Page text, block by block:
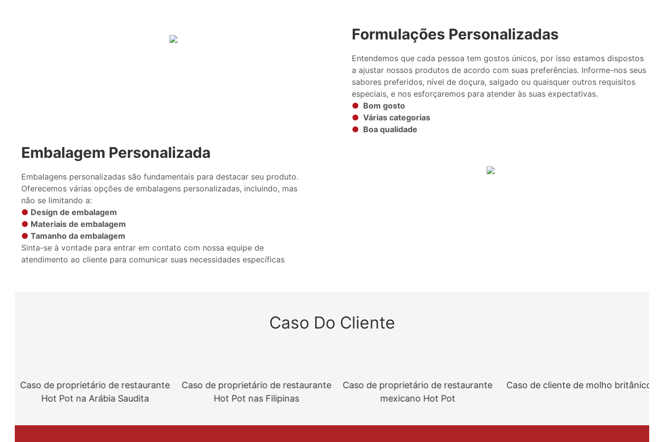
Formulações Personalizadas
Entendemos que cada pessoa tem gostos únicos, por isso estamos dispostos
a ajustar nossos produtos de acordo com suas preferências. Informe-nos seus
sabores preferidos, nível de doçura, salgado ou quaisquer outros requisitos
especiais, e nos esforçaremos para atender às suas expectativas.
● Bom gosto
● Várias categorias
● Boa qualidade
Embalagem Personalizada
Embalagens personalizadas são fundamentais para destacar seu produto.
Oferecemos várias opções de embalagens personalizadas, incluindo, mas
não se limitando a:
● Design de embalagem
● Materiais de embalagem
●Tamanho da embalagem
Sinta-se à vontade para entrar em contato com nossa equipe de
atendimento ao cliente para comunicar suas necessidades específicas
Caso Do Cliente
Caso de proprietário de restaurante
Hot Pot na Arábia Saudita
Caso de proprietário de restaurante
Hot Pot nas Filipinas
Caso de proprietário de restaurante
mexicano Hot Pot
Caso de cliente de molho britânico